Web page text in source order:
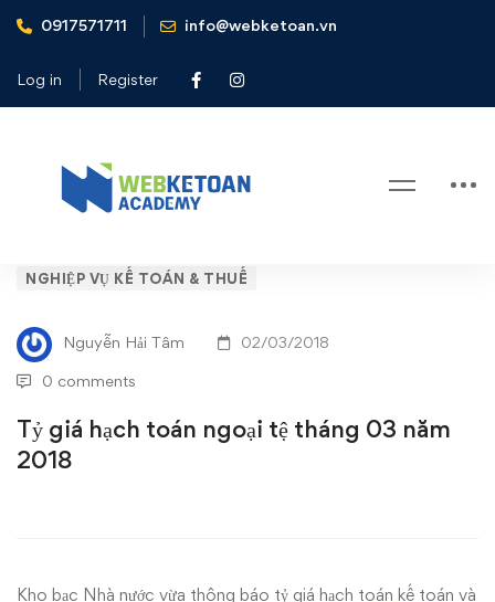
0917571711 info@webketoan.vn
Log in Register
Home
Nghiệp vụ Kế toán & Thuế
Tỷ
giá
hạch
toán
ngoại
tháng 03
NGHIỆP VỤ KẾ TOÁN & THUẾ
Nguyễn Hải Tâm 02/03/2018
0 comments
Tỷ giá hạch toán ngoại tệ tháng 03 năm
2018
Kho bạc Nhà nước vừa thông báo tỷ giá hạch toán kế toán và